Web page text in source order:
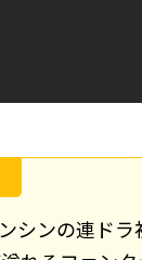
シンの連ドラ